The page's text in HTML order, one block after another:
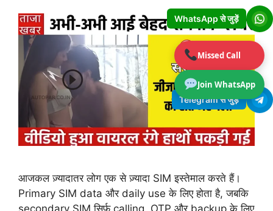
Missed Call
Join WhatsApp
आजकल ज़्यादातर लोग एक से ज़्यादा SIM इस्तेमाल करते हैं।
Primary SIM data और daily use के लिए होता है, जबकि
secondary SIM सिर्फ calling, OTP और backup के लिए
WhatsApp से जुड़ें
Telegram से जुड़ें